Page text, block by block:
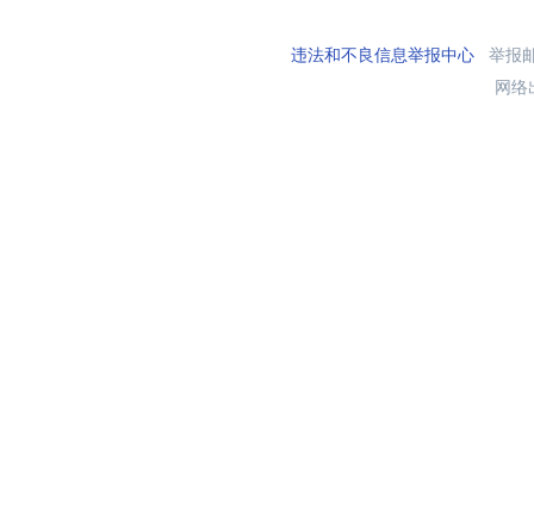
违法和不良信息举报中心举报
网